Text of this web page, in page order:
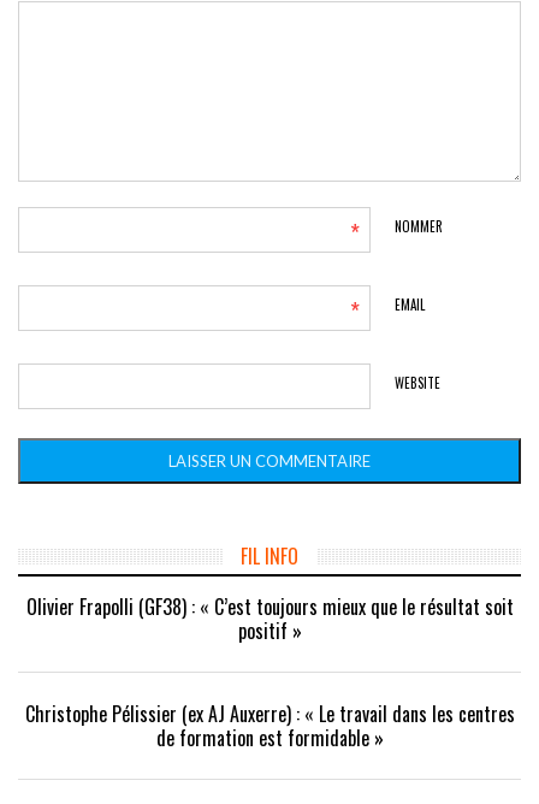
NOMMER
*
EMAIL
*
WEBSITE
FIL INFO
Olivier Frapolli (GF38) : « C’est toujours mieux que le résultat soit
positif »
Christophe Pélissier (ex AJ Auxerre) : « Le travail dans les centres
de formation est formidable »